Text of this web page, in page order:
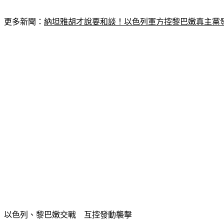
更多新聞： 納坦雅胡才說要和談！以色列軍方控黎巴嫩真主黨
以色列、黎巴嫩交戰　互控發動襲擊